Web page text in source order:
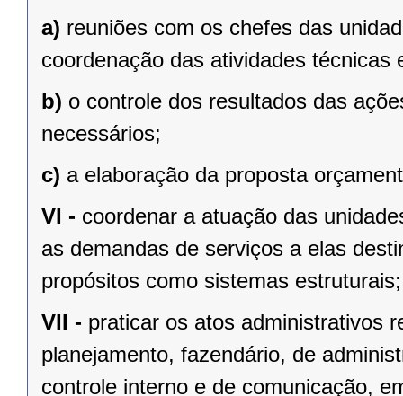
a) reuniões com os chefes das
coordenação das atividades técnicas
b) o controle dos resultados das
necessários;
c) a elaboração da proposta
VI - coordenar a atuação das
as demandas de serviços a elas
propósitos como sistemas estruturais;
VII - praticar os atos administrativos
planejamento, fazendário, de
controle interno e de comunicação,